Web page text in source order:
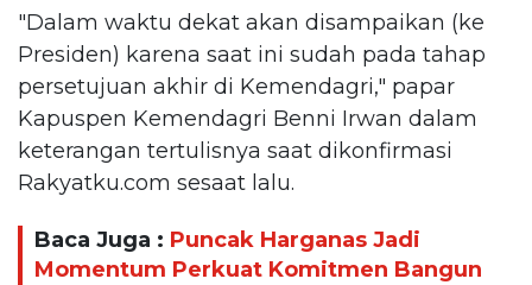
"Dalam waktu dekat akan disampaikan (ke
Presiden) karena saat ini sudah pada tahap
persetujuan akhir di Kemendagri," papar
Kapuspen Kemendagri Benni Irwan dalam
keterangan tertulisnya saat dikonfirmasi
Rakyatku.com sesaat lalu.
Baca Juga : Puncak Harganas Jadi
Momentum Perkuat Komitmen Bangun